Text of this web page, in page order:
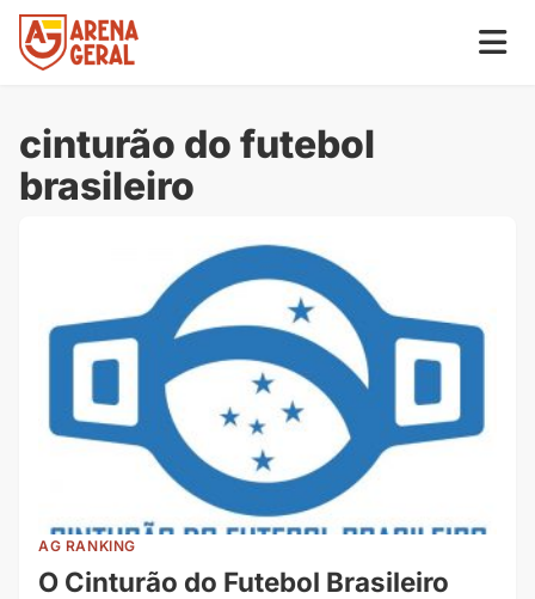
cinturão do futebol
brasileiro
AG RANKING
O Cinturão do Futebol Brasileiro